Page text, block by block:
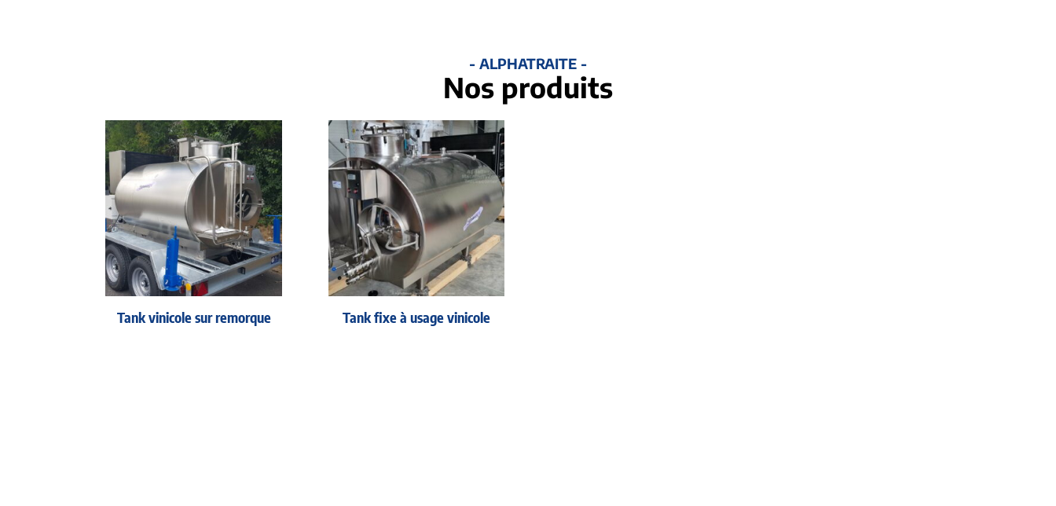
- ALPHATRAITE -
Nos produits
Tank vinicole sur remorque Tank fixe à usage vinicole